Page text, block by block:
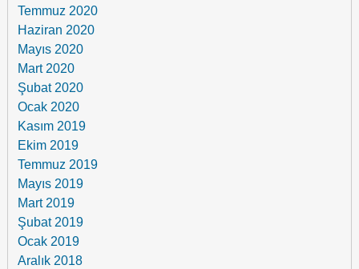
Temmuz 2020
Haziran 2020
Mayıs 2020
Mart 2020
Şubat 2020
Ocak 2020
Kasım 2019
Ekim 2019
Temmuz 2019
Mayıs 2019
Mart 2019
Şubat 2019
Ocak 2019
Aralık 2018